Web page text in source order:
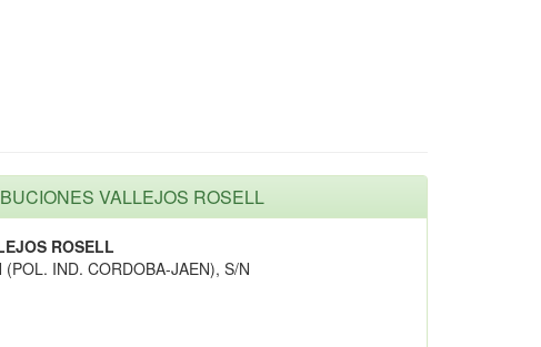
VALLEJOS ROSELL
ROSELL
IND. CORDOBA-JAEN), S/N